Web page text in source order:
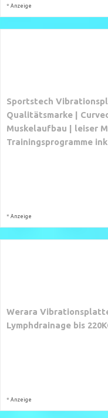
* Anzeige
Sportstech
Qualitätsmarke |
Muskelaufbau | leiser
Trainingsprogramme
* Anzeige
Werara
Lymphdrainage bis
* Anzeige